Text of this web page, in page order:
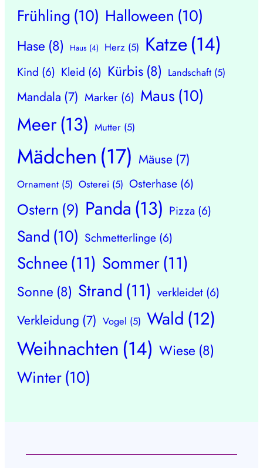
Frühling (10) Halloween (10)
Hase (8) Haus (4) Herz (5) Katze(14)
Kind (6) Kleid (6) Kürbis (8) Landschaft (5)
Mandala (7) Marker (6) Maus (10)
Meer(13) Mutter (5)
Mädchen (17) Mäuse (7)
Ornament (5) Osterei (5) Osterhase (6)
Ostern (9) Panda (13) Pizza (6)
Sand (10) Schmetterlinge (6)
Schnee(11) Sommer(11)
Sonne (8) Strand (11) verkleidet (6)
Verkleidung (7) Vogel (5) Wald (12)
Weihnachten(14) Wiese (8)
Winter(10)